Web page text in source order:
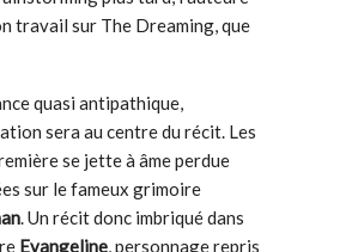
travail sur The Dreaming, que
quasi antipathique,
sera au centre du récit. Les
se jette à âme perdue
sur le fameux grimoire
. Un récit donc imbriqué dans
Evangeline, personnage repris